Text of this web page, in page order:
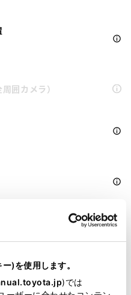
)を使用します。
)では
囲カメラ）
が異なる場合があります。
て同じ車種でも安全運転サポー
等により作動しない場合があり